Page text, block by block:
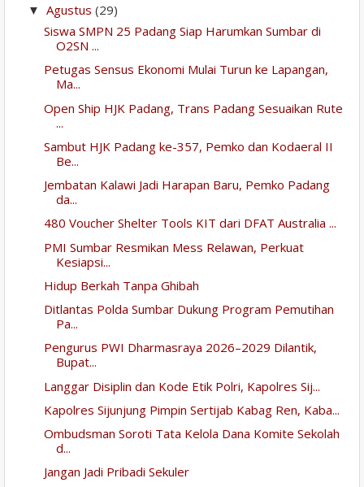
▼ Agustus (29)
Siswa SMPN 25 Padang Siap Harumkan Sumbar di
O2SN ...
Petugas Sensus Ekonomi Mulai Turun ke Lapangan,
Ma...
Open Ship HJK Padang, Trans Padang Sesuaikan Rute
...
Sambut HJK Padang ke-357, Pemko dan Kodaeral II
Be...
Jembatan Kalawi Jadi Harapan Baru, Pemko Padang
da...
480 Voucher Shelter Tools KIT dari DFAT Australia ...
PMI Sumbar Resmikan Mess Relawan, Perkuat
Kesiapsi...
Hidup Berkah Tanpa Ghibah
Ditlantas Polda Sumbar Dukung Program Pemutihan
Pa...
Pengurus PWI Dharmasraya 2026–2029 Dilantik,
Bupat...
Langgar Disiplin dan Kode Etik Polri, Kapolres Sij...
Kapolres Sijunjung Pimpin Sertijab Kabag Ren, Kaba...
Ombudsman Soroti Tata Kelola Dana Komite Sekolah
d...
Jangan Jadi Pribadi Sekuler